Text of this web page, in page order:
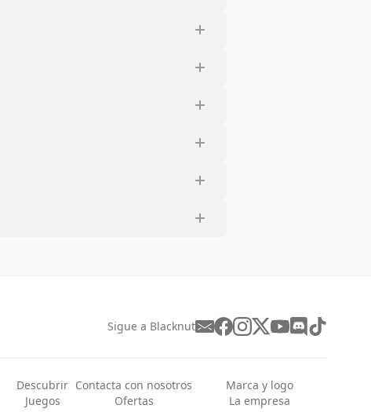
Sigue a Blacknut
Descubrir
Juegos
Contacta con nosotros
Ofertas
Marca y logo
La empresa